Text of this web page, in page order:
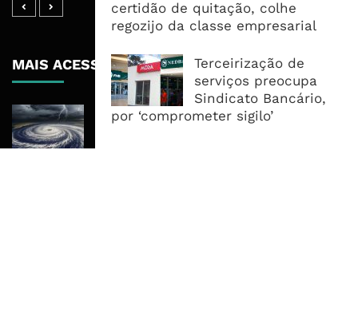
certidão de quitação, colhe
regozijo da classe empresarial
Terceirização de
serviços preocupa
Sindicato Bancário,
por ‘comprometer sigilo’
MAIS ACESSADOS
Tempestade Tropical GEZANI Poderá